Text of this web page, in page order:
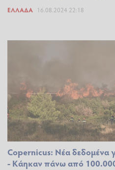
ΕΛΛΆΔΑ 16.08.2024 22:18
Copernicus: Νέα δεδομένα
- Κάηκαν πάνω από